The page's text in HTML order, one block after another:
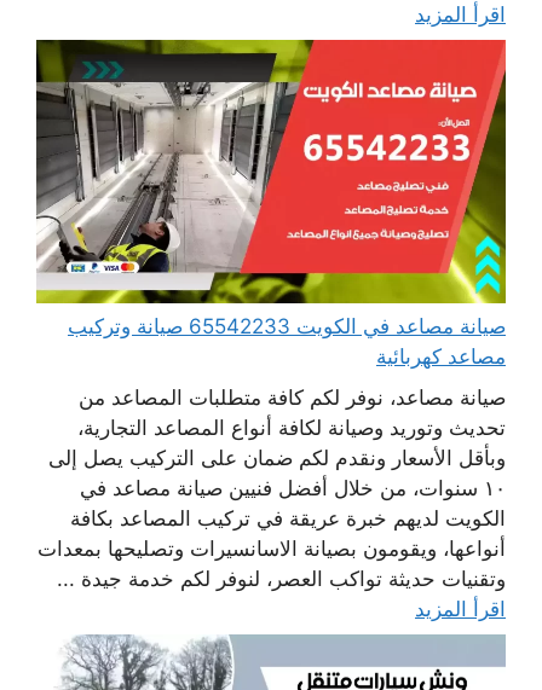
اقرأ المزيد
صيانة مصاعد في الكويت 65542233 صيانة وتركيب
مصاعد كهربائية
صيانة مصاعد، نوفر لكم كافة متطلبات المصاعد من
تحديث وتوريد وصيانة لكافة أنواع المصاعد التجارية،
وبأقل الأسعار ونقدم لكم ضمان على التركيب يصل إلى
١٠ سنوات، من خلال أفضل فنيين صيانة مصاعد في
الكويت لديهم خبرة عريقة في تركيب المصاعد بكافة
أنواعها، ويقومون بصيانة الاسانسيرات وتصليحها بمعدات
وتقنيات حديثة تواكب العصر، لنوفر لكم خدمة جيدة ...
اقرأ المزيد